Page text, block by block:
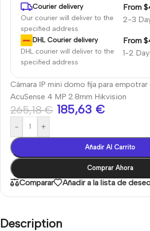
Courier delivery
Our courier will deliver to the
specified address
2-3
From
DHL Courier delivery
DHL courier will deliver to the
specified address
1-2
From
Cámara IP mini domo fija para
AcuSense 4 MP 2.8mm Hikvision
265,18€ 185,63 €
- +
Añadir Al Carrito
Comprar Ahora
Comparar Añadir a la lista de
Description